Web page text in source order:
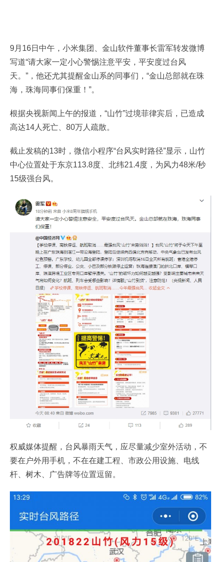
9月16日中午，小米集团、金山软件董事长雷军转发微博
写道“请大家一定小心警惕注意平安，平安度过台风
天。”，他还尤其提醒金山系的同事们，“金山总部就在珠
海，珠海同事们保重！”。
根据央视新闻上午的报道，“山竹”过境菲律宾后，已造成
高达14人死亡、80万人疏散。
截止发稿的13时，微信小程序“台风实时路径”显示，山竹
中心位置处于东京113.8度、北纬21.4度，为风力48米/秒
15级强台风。
权威媒体提醒，台风暴雨天气，应尽量减少室外活动，不
要在户外用手机，不在在建工程、市政公用设施、电线
杆、树木、广告牌等位置逗留。